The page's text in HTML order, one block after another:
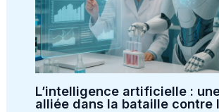
L’intelligence artificielle :
alliée dans la bataille contre